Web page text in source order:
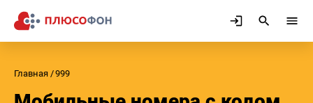
Главная 999